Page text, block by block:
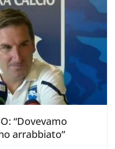
“Dovevamo
arrabbiato”